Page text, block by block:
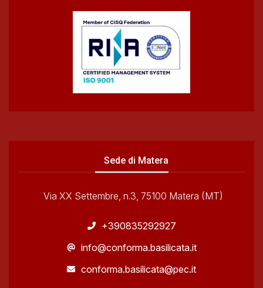
Sede di Matera
Via XX Settembre, n.3, 75100 Matera (MT)
+390835292927
info@conforma.basilicata.it
conforma.basilicata@pec.it